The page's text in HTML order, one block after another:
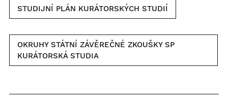
STUDIJNÍ PLÁN KURÁTORSKÝCH STUDIÍ
OKRUHY STÁTNÍ ZÁVĚREČNÉ ZKOUŠKY SP
KURÁTORSKÁ STUDIA